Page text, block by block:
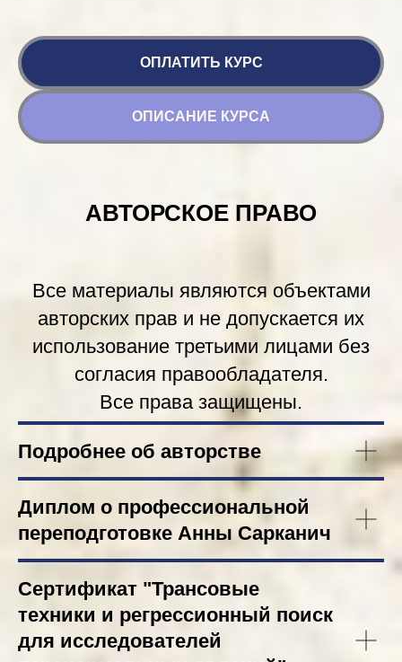
ОПЛАТИТЬ КУРС
ОПИСАНИЕ КУРСА
АВТОРСКОЕ ПРАВО
Все материалы являются объектами
авторских прав и не допускается их
использование третьими лицами без
согласия правообладателя.
Все права защищены.
Подробнее об авторстве
Диплом о профессиональной
переподготовке Анны Сарканич
Сертификат "Трансовые
техники и регрессионный поиск
для исследователей